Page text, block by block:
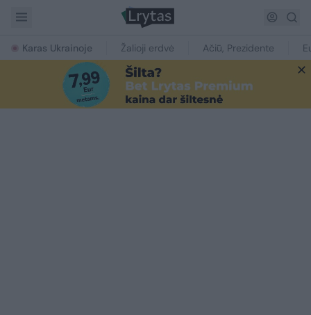
Karas Ukrainoje Žalioji erdvė Ačiū, Prezidente